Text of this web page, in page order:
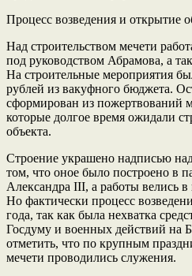
Процесс возведения и открытие
Над строительством мечети
под руководством Абрамова, а
На строительные мероприятия
рублей из вакуфного бюджета.
сформирован из пожертвований
которые долгое время ожидали
объекта.
Строение украшено надписью
том, что оное было построено в
Александра III, а работы велись
Но фактически процесс
года, так как была нехватка
Госдуму и военных действий на
отметить, что по крупным
мечети проводились служения.